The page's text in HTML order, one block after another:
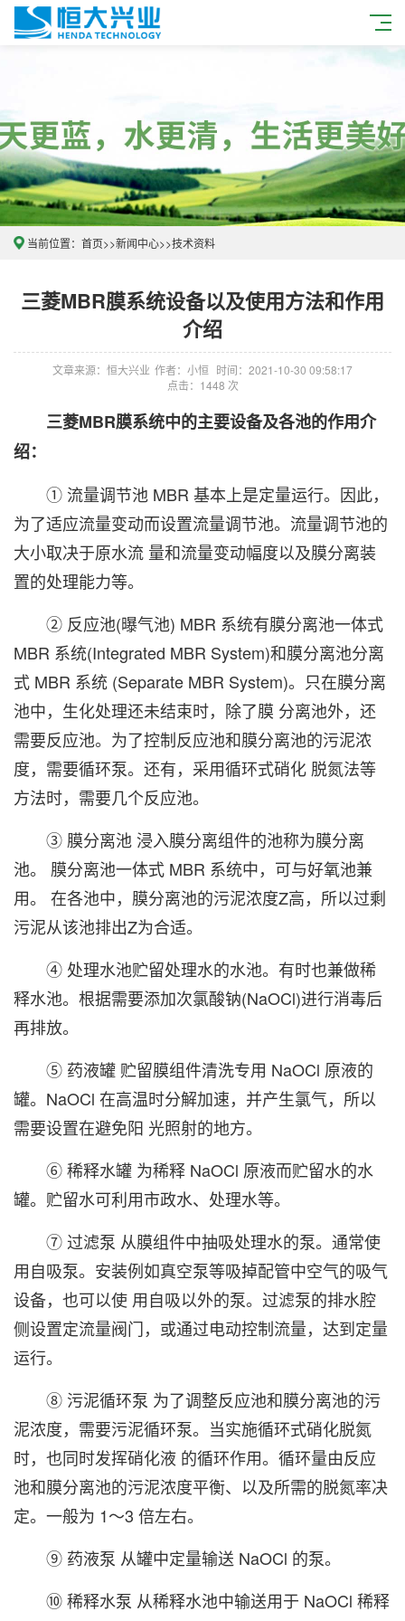
当前位置： 首页>>新闻中心>>技术资料
三菱MBR膜系统设备以及使用方法和作用
介绍
文章来源：恒大兴业 作者：小恒 时间：2021-10-30 09:58:17
点击：1448 次
三菱MBR膜系统中的主要设备及各池的作用介
绍：
① 流量调节池 MBR 基本上是定量运行。因此，
为了适应流量变动而设置流量调节池。流量调节池的
大小取决于原水流 量和流量变动幅度以及膜分离装
置的处理能力等。
② 反应池(曝气池) MBR 系统有膜分离池一体式
MBR 系统(Integrated MBR System)和膜分离池分离
式 MBR 系统 (Separate MBR System)。只在膜分离
池中，生化处理还未结束时，除了膜 分离池外，还
需要反应池。为了控制反应池和膜分离池的污泥浓
度，需要循环泵。还有，采用循环式硝化 脱氮法等
方法时，需要几个反应池。
③ 膜分离池 浸入膜分离组件的池称为膜分离
池。 膜分离池一体式 MBR 系统中，可与好氧池兼
用。 在各池中，膜分离池的污泥浓度Z高，所以过剩
污泥从该池排出Z为合适。
④ 处理水池贮留处理水的水池。有时也兼做稀
释水池。根据需要添加次氯酸钠(NaOCl)进行消毒后
再排放。
⑤ 药液罐 贮留膜组件清洗专用 NaOCl 原液的
罐。NaOCl 在高温时分解加速，并产生氯气，所以
需要设置在避免阳 光照射的地方。
⑥ 稀释水罐 为稀释 NaOCl 原液而贮留水的水
罐。贮留水可利用市政水、处理水等。
⑦ 过滤泵 从膜组件中抽吸处理水的泵。通常使
用自吸泵。安装例如真空泵等吸掉配管中空气的吸气
设备，也可以使 用自吸以外的泵。过滤泵的排水腔
侧设置定流量阀门，或通过电动控制流量，达到定量
运行。
⑧ 污泥循环泵 为了调整反应池和膜分离池的污
泥浓度，需要污泥循环泵。当实施循环式硝化脱氮
时，也同时发挥硝化液 的循环作用。循环量由反应
池和膜分离池的污泥浓度平衡、以及所需的脱氮率决
定。一般为 1～3 倍左右。
⑨ 药液泵 从罐中定量输送 NaOCl 的泵。
⑩ 稀释水泵 从稀释水池中输送用于 NaOCl 稀释